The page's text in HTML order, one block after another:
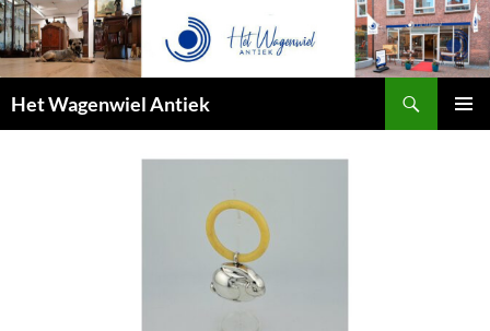
Het Wagenwiel Antiek